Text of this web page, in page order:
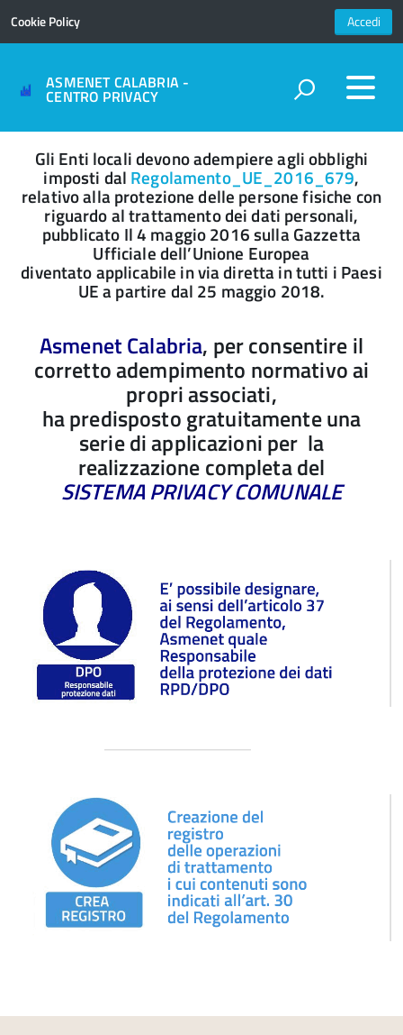
Cookie Policy Accedi
ASMENET CALABRIA -
CENTRO PRIVACY
Gli Enti locali devono adempiere agli obblighi
imposti dal Regolamento_UE_2016_679,
relativo alla protezione delle persone fisiche con
riguardo al trattamento dei dati personali,
pubblicato Il 4 maggio 2016 sulla Gazzetta
Ufficiale dell’Unione Europea
diventato applicabile in via diretta in tutti i Paesi
UE a partire dal 25 maggio 2018.
Asmenet Calabria, per consentire il
corretto adempimento normativo ai
propri associati,
ha predisposto gratuitamente una
serie di applicazioni per la
realizzazione completa del
SISTEMA PRIVACY COMUNALE